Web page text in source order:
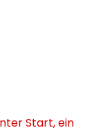
Start, ein